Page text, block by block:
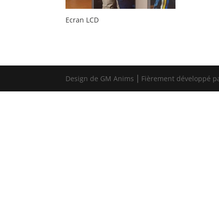
Ecran LCD
Design de GM Anims ⎮ Fièrement développé